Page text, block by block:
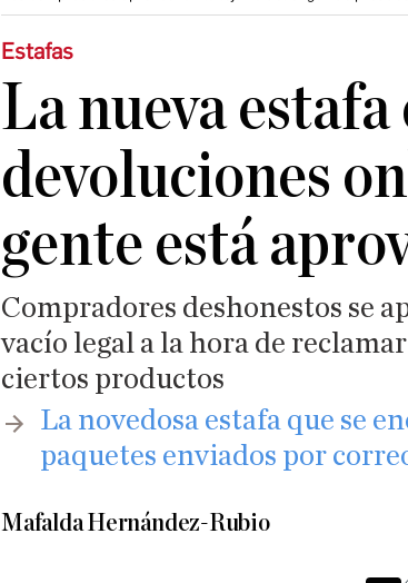
Estafas
La nueva estafa
devoluciones
gente está
Compradores deshonestos se
vacío legal a la hora de
ciertos productos
​La novedosa estafa que se
paquetes enviados por
Mafalda Hernández-Rubio